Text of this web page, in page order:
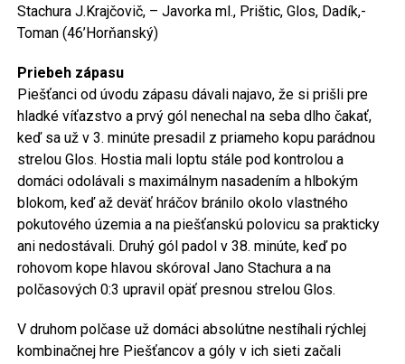
Stachura J.Krajčovič, – Javorka ml., Prištic, Glos, Dadík,-
Toman (46’Horňanský)
Priebeh zápasu
Piešťanci od úvodu zápasu dávali najavo, že si prišli pre
hladké víťazstvo a prvý gól nenechal na seba dlho čakať,
keď sa už v 3. minúte presadil z priameho kopu parádnou
strelou Glos. Hostia mali loptu stále pod kontrolou a
domáci odolávali s maximálnym nasadením a hlbokým
blokom, keď až deväť hráčov bránilo okolo vlastného
pokutového územia a na piešťanskú polovicu sa prakticky
ani nedostávali. Druhý gól padol v 38. minúte, keď po
rohovom kope hlavou skóroval Jano Stachura a na
polčasových 0:3 upravil opäť presnou strelou Glos.
V druhom polčase už domáci absolútne nestíhali rýchlej
kombinačnej hre Piešťancov a góly v ich sieti začali